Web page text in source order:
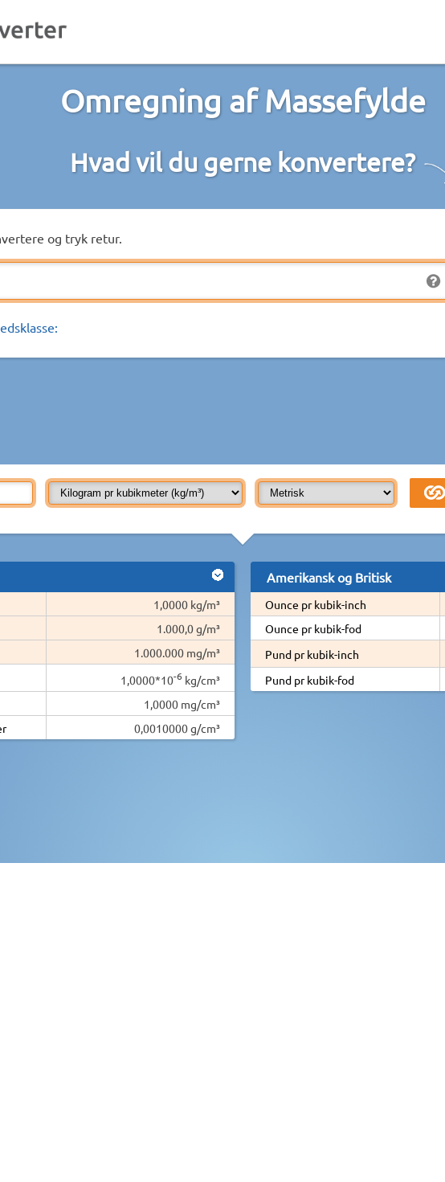
Omregning af Massefylde
Hvad vil du gerne konvertere?
og tryk retur.
1,0000 kg/m³
1.000,0 g/m³
1.000.000 mg/m³
1,0000*10-6 kg/cm³
1,0000 mg/cm³
0,0010000 g/cm³
Amerikansk og Britisk
Ounce pr kubik-inch
Ounce pr kubik-fod
Pund pr kubik-inch
Pund pr kubik-fod